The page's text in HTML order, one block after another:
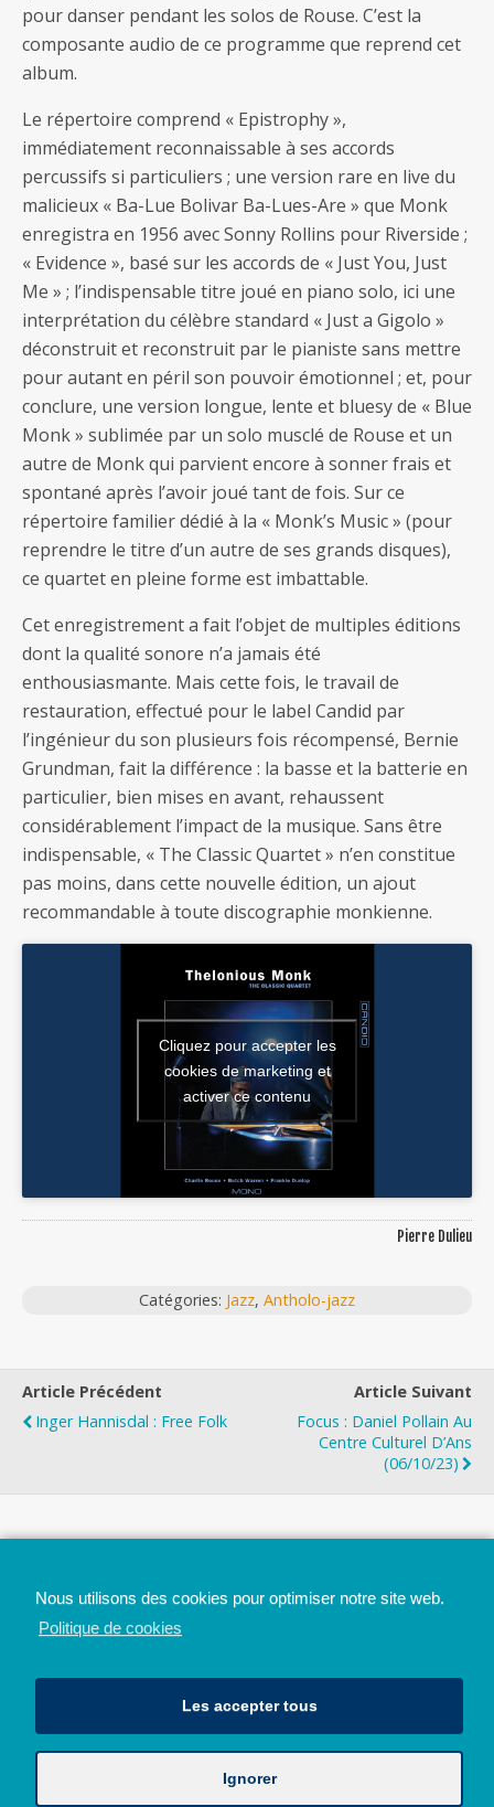
pour danser pendant les solos de Rouse. C’est la
composante audio de ce programme que reprend cet
album.
Le répertoire comprend « Epistrophy »,
immédiatement reconnaissable à ses accords
percussifs si particuliers ; une version rare en live du
malicieux « Ba-Lue Bolivar Ba-Lues-Are » que Monk
enregistra en 1956 avec Sonny Rollins pour Riverside ;
« Evidence », basé sur les accords de « Just You, Just
Me » ; l’indispensable titre joué en piano solo, ici une
interprétation du célèbre standard « Just a Gigolo »
déconstruit et reconstruit par le pianiste sans mettre
pour autant en péril son pouvoir émotionnel ; et, pour
conclure, une version longue, lente et bluesy de « Blue
Monk » sublimée par un solo musclé de Rouse et un
autre de Monk qui parvient encore à sonner frais et
spontané après l’avoir joué tant de fois. Sur ce
répertoire familier dédié à la « Monk’s Music » (pour
reprendre le titre d’un autre de ses grands disques),
ce quartet en pleine forme est imbattable.
Cet enregistrement a fait l’objet de multiples éditions
dont la qualité sonore n’a jamais été
enthousiasmante. Mais cette fois, le travail de
restauration, effectué pour le label Candid par
l’ingénieur du son plusieurs fois récompensé, Bernie
Grundman, fait la différence : la basse et la batterie en
particulier, bien mises en avant, rehaussent
considérablement l’impact de la musique. Sans être
indispensable, « The Classic Quartet » n’en constitue
pas moins, dans cette nouvelle édition, un ajout
recommandable à toute discographie monkienne.
Cliquez pour accepter les
cookies de marketing et
activer ce contenu
Pierre Dulieu
Catégories: Jazz, Antholo-jazz
Article Précédent
Inger Hannisdal : Free Folk
Article Suivant
Focus : Daniel Pollain Au
Centre Culturel D’Ans
(06/10/23)
Avec le soutien de la Province de Liège
Nous utilisons des cookies pour optimiser notre site web.
Politique de cookies
Les accepter tous
Ignorer